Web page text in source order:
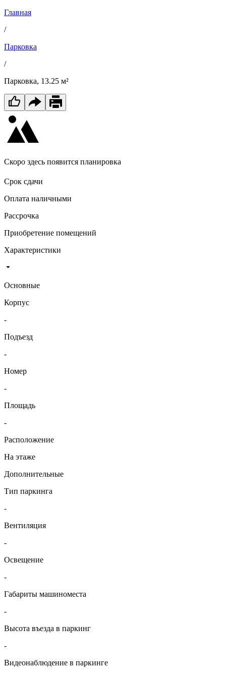
Главная
/
Парковка
/
Парковка, 13.25 м²
Скоро здесь появится планировка
Срок сдачи
Оплата наличными
Рассрочка
Приобретение помещений
Характеристики
Основные
Корпус
-
Подъезд
-
Номер
-
Площадь
-
Расположение
На этаже
Дополнительные
Тип паркинга
-
Вентиляция
-
Освещение
-
Габариты машиноместа
-
Высота въезда в паркинг
-
Видеонаблюдение в паркинге